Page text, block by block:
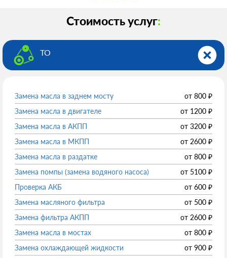
Стоимость услуг:
ТО
Замена масла в заднем мосту от 800 ₽
Замена масла в двигателе
от 1200 ₽
Замена масла в АКПП
от 3200 ₽
Замена масла в МКПП
от 2600 ₽
Замена масла в раздатке
от 800 ₽
Замена помпы (замена водяного насоса)
от 5100 ₽
Проверка АКБ
от 600 ₽
Замена масляного фильтра
от 500 ₽
Замена фильтра АКПП
от 2600 ₽
Замена масла в мостах
от 800 ₽
Замена охлаждающей жидкости
от 900 ₽